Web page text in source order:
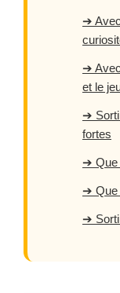
➔ Avec
➔ Avec
et le
➔
fortes
➔ Que
➔ Que
➔